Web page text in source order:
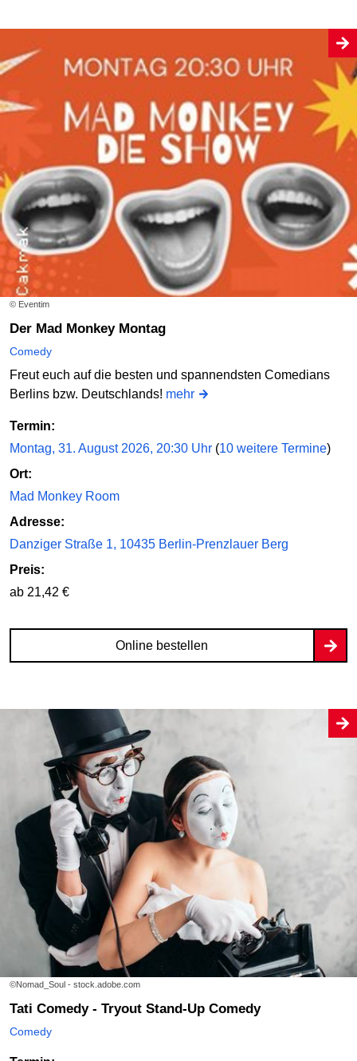
© Eventim
Der Mad Monkey Montag
Comedy
Freut euch auf die besten und spannendsten Comedians
Berlins bzw. Deutschlands! mehr
Termin:
Montag, 31. August 2026, 20:30 Uhr (10 weitere Termine)
Ort:
Mad Monkey Room
Adresse:
Danziger Straße 1, 10435 Berlin-Prenzlauer Berg
Preis:
ab 21,42 €
Online bestellen
©Nomad_Soul - stock.adobe.com
Tati Comedy - Tryout Stand-Up Comedy
Comedy